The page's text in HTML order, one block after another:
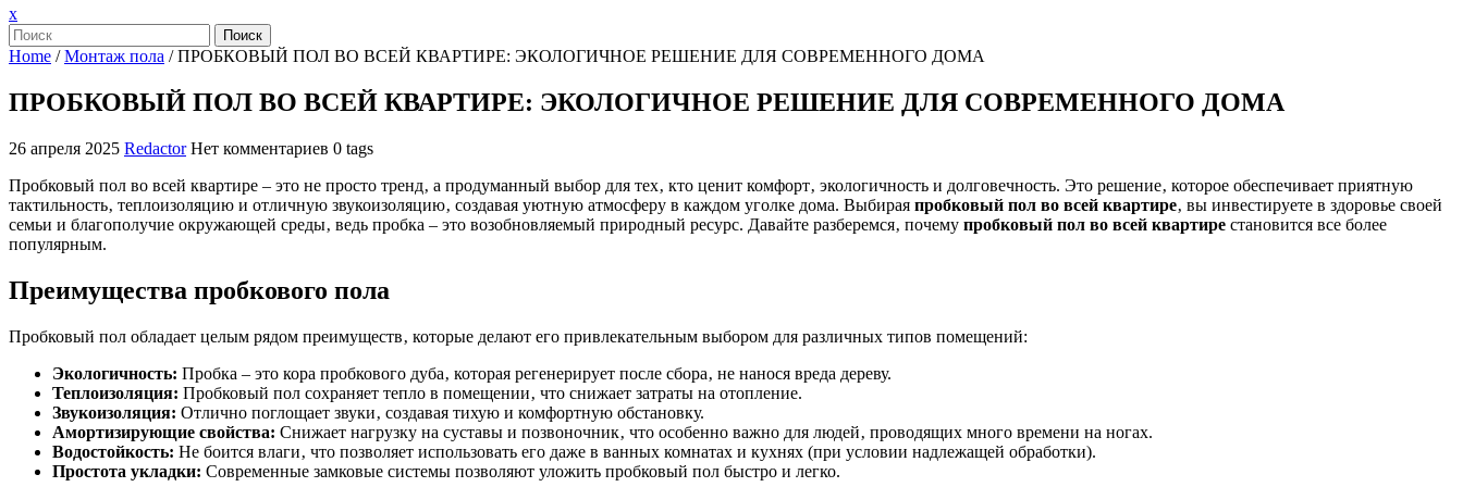
xЗакрыть
меню
Поиск
Home /Монтаж пола /ПРОБКОВЫЙ ПОЛ ВО ВСЕЙ КВАРТИРЕ: ЭКОЛОГИЧНОЕ РЕШЕНИЕ ДЛЯ СОВРЕМЕННОГО ДОМА
ПРОБКОВЫЙ ПОЛ ВО ВСЕЙ КВАРТИРЕ: ЭКОЛОГИЧНОЕ РЕШЕНИЕ ДЛЯ СОВРЕМЕННОГО ДОМА
26 апреля 2025 Redactor Нет комментариев 0 tags
Пробковый пол во всей квартире – это не просто тренд‚ а продуманный выбор для тех‚ кто ценит комфорт‚ экологичность и долговечность. Это решение‚ которое обеспечивает приятную
тактильность‚ теплоизоляцию и отличную звукоизоляцию‚ создавая уютную атмосферу в каждом уголке дома. Выбирая пробковый пол во всей квартире‚ вы инвестируете в здоровье своей
семьи и благополучие окружающей среды‚ ведь пробка – это возобновляемый природный ресурс. Давайте разберемся‚ почему пробковый пол во всей квартире становится все более
популярным.
Преимущества пробкового пола
Пробковый пол обладает целым рядом преимуществ‚ которые делают его привлекательным выбором для различных типов помещений:
Экологичность: Пробка – это кора пробкового дуба‚ которая регенерирует после сбора‚ не нанося вреда дереву.
Теплоизоляция: Пробковый пол сохраняет тепло в помещении‚ что снижает затраты на отопление.
Звукоизоляция: Отлично поглощает звуки‚ создавая тихую и комфортную обстановку.
Амортизирующие свойства: Снижает нагрузку на суставы и позвоночник‚ что особенно важно для людей‚ проводящих много времени на ногах.
Водостойкость: Не боится влаги‚ что позволяет использовать его даже в ванных комнатах и кухнях (при условии надлежащей обработки).
Простота укладки: Современные замковые системы позволяют уложить пробковый пол быстро и легко.